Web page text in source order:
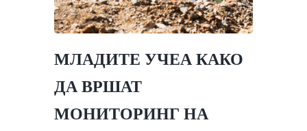
МЛАДИТЕ УЧЕА КАКО
ДА ВРШАТ
МОНИТОРИНГ НА